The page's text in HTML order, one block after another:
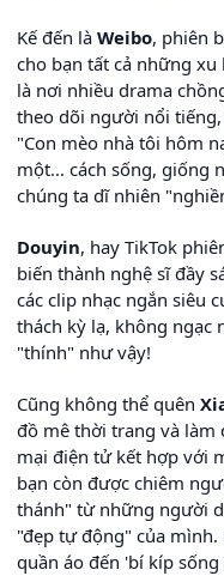
Kế đến là Weibo, phiên
cho bạn tất cả những
là nơi nhiều drama
theo dõi người nổi
"Con mèo nhà tôi hôm
một... cách sống, giống
chúng ta dĩ nhiên
Douyin, hay TikTok
biến thành nghệ sĩ đầy
các clip nhạc ngắn siêu
thách kỳ lạ, không ngạc
"thính" như vậy!
Cũng không thể quên
đồ mê thời trang và làm
mại điện tử kết hợp với
bạn còn được chiêm
thánh" từ những người
"đẹp tự động" của
quần áo đến 'bí kíp